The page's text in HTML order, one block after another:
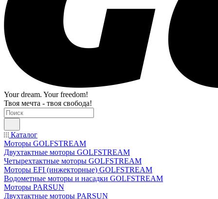
Your dream. Your freedom!
Твоя мечта - твоя свобода!
Каталог
Моторы GOLFSTREAM
Двухтактные моторы GOLFSTREAM
Четырехтактные моторы GOLFSTREAM
Моторы EFI (инжекторные) GOLFSTREAM
Водометные моторы и насадки GOLFSTREAM
Моторы PARSUN
Двухтактные моторы PARSUN